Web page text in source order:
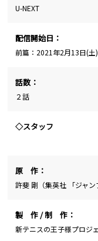
U-NEXT
配信開始日：
前篇：2021年2月13日(土
話数：
２話
◇スタッフ
原 作：
許斐 剛（集英社 「ジャン
製 作 / 制 作：
新テニスの王子様プロジ